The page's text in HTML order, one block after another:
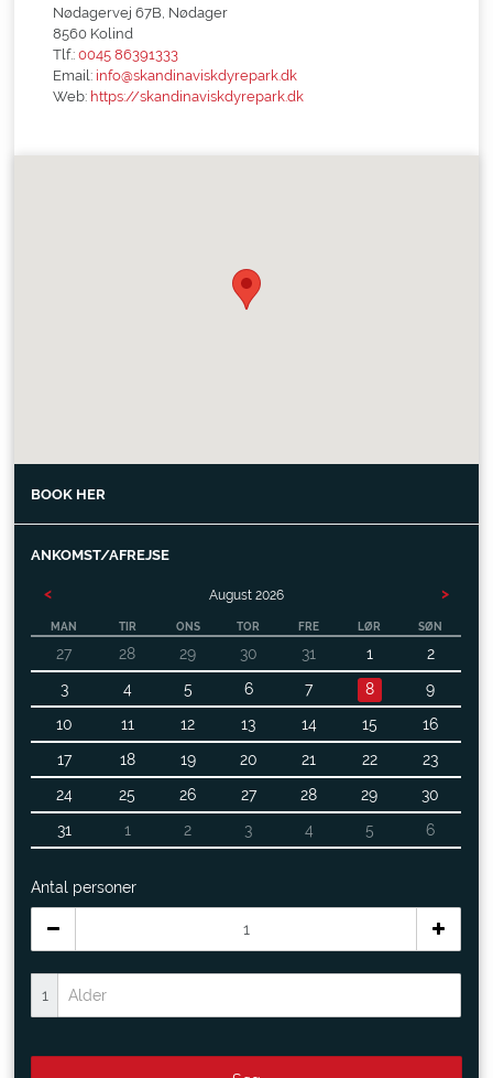
Nødagervej 67B, Nødager
8560 Kolind
Tlf.:0045 86391333
Email: info@skandinaviskdyrepark.dk
Web: https://skandinaviskdyrepark.dk
BOOK HER
ANKOMST/AFREJSE
< >
August 2026
MAN TIR ONS TOR FRE LØR SØN
27 28 29 30 31 1
2
3
4 5 6 7 8
9
10
11 12 13 14 15
16
17
18 19 20 21 22
23
24
25 26 27 28 29
30
31
1 2 3 4 5 6
Antal personer
1